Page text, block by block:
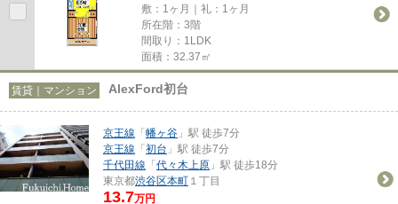
敷：1ヶ月｜礼：1ヶ月
所在階：3階
間取り：1LDK
面積：32.37㎡
賃貸｜マンション AlexFord初台
京王線 「幡ヶ谷 」駅 徒歩7分
京王線 「初台 」駅 徒歩7分
千代田線 「代々木上原 」駅 徒歩18分
東京都渋谷区本町 １丁目
13.7万円